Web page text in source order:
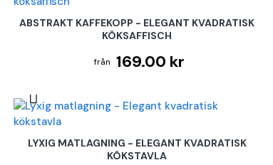
ABSTRAKT KAFFEKOPP - ELEGANT KVADRATISK
KÖKSAFFISCH
169.00 kr
LYXIG MATLAGNING - ELEGANT KVADRATISK
KÖKSTAVLA